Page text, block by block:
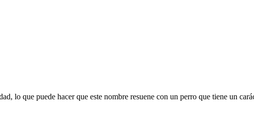
lo que puede hacer que este nombre resuene con un perro que tiene un